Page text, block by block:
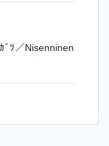
ﾞﾂ／Nisenninen